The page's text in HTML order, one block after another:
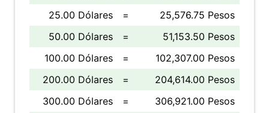
25.00 Dólares
=
25,576.75 Pesos
50.00 Dólares
=
51,153.50 Pesos
100.00 Dólares
=
102,307.00 Pesos
200.00 Dólares
=
204,614.00 Pesos
300.00 Dólares
=
306,921.00 Pesos